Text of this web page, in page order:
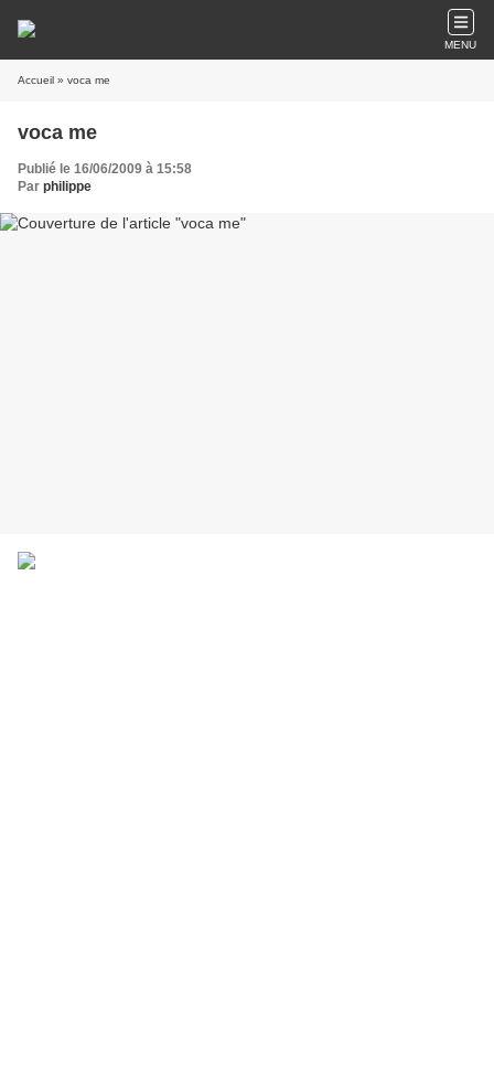
MENU
Accueil » voca me
voca me
Publié le 16/06/2009 à 15:58
Par philippe